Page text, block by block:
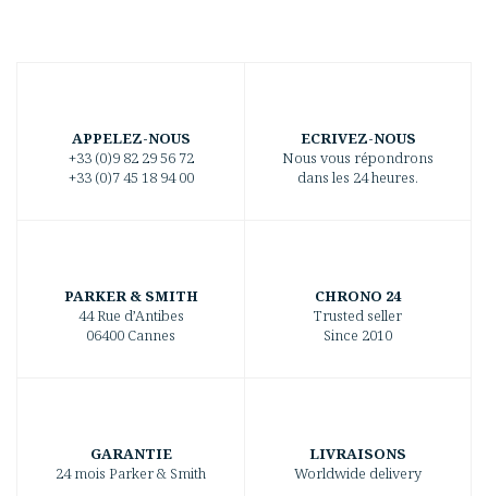
APPELEZ-NOUS
+33 (0)9 82 29 56 72
+33 (0)7 45 18 94 00
ECRIVEZ-NOUS
Nous vous répondrons
dans les 24 heures.
PARKER & SMITH
44 Rue d’Antibes
06400 Cannes
CHRONO 24
Trusted seller
Since 2010
GARANTIE
24 mois Parker & Smith
LIVRAISONS
Worldwide delivery